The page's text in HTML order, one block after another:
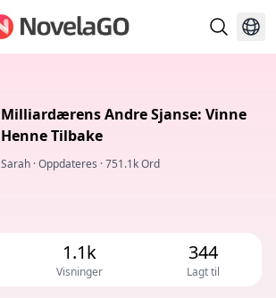
Milliardærens Andre Sjanse: Vinne
Henne Tilbake
Sarah ·Oppdateres ·751.1k Ord
1.1k
Visninger
344
Lagt til